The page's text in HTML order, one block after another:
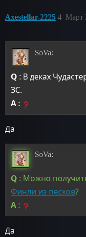
Axestellar-2225 Март
4
SoVa:
Q : В деках
ЗС.
A :
Да
SoVa:
Q : Можно
Финли из песков?
A :
Да